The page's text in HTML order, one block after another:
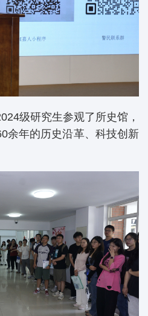
级研究生参观了所史馆，
余年的历史沿革、科技创新